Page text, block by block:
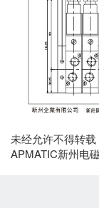
未经允许不得转载
APMATIC新州电